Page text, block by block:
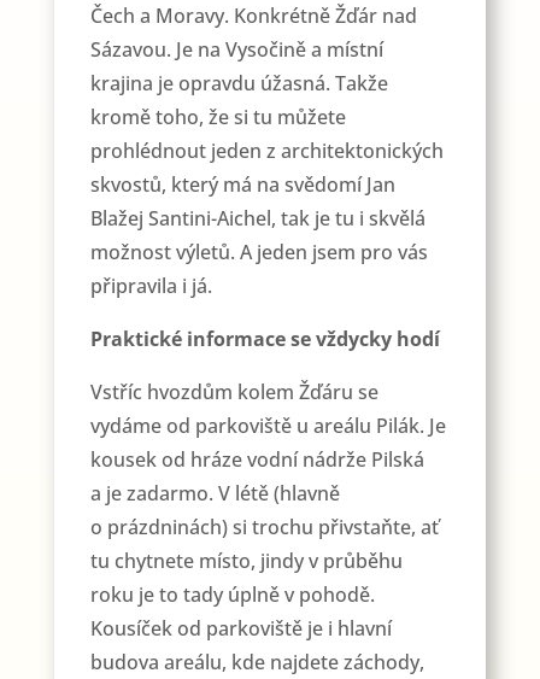
Čech a Moravy. Konkrétně Žďár nad
Sázavou. Je na Vysočině a místní
krajina je opravdu úžasná. Takže
kromě toho, že si tu můžete
prohlédnout jeden z architektonických
skvostů, který má na svědomí Jan
Blažej Santini-Aichel, tak je tu i skvělá
možnost výletů. A jeden jsem pro vás
připravila i já.
Praktické informace se vždycky hodí
Vstříc hvozdům kolem Žďáru se
vydáme od parkoviště u areálu Pilák. Je
kousek od hráze vodní nádrže Pilská
a je zadarmo. V létě (hlavně
o prázdninách) si trochu přivstaňte, ať
tu chytnete místo, jindy v průběhu
roku je to tady úplně v pohodě.
Kousíček od parkoviště je i hlavní
budova areálu, kde najdete záchody,